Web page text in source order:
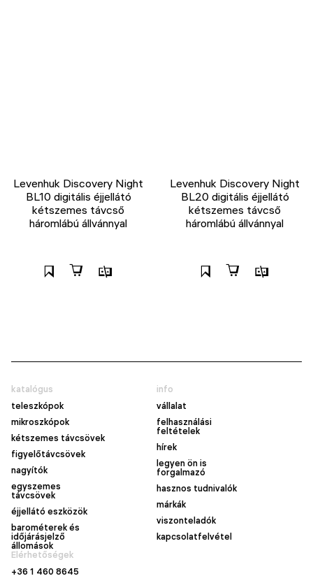
Levenhuk Discovery Night
BL10 digitális éjjellátó
kétszemes távcső
háromlábú állvánnyal
Levenhuk Discovery Night
BL20 digitális éjjellátó
kétszemes távcső
háromlábú állvánnyal
katalógus
teleszkópok
mikroszkópok
kétszemes távcsövek
figyelőtávcsövek
nagyítók
egyszemes
távcsövek
éjjellátó eszközök
barométerek és
időjárásjelző
állomások
info
vállalat
felhasználási
feltételek
hírek
legyen ön is
forgalmazó
hasznos tudnivalók
márkák
viszonteladók
kapcsolatfelvétel
Elérhetőségek
+36 1 460 8645